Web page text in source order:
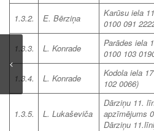
1.3.2. E. Bērziņa
Karūsu iela
0100 091
1.3.3. L. Konrade Parādes iela
0100 103
1.3.4. L. Konrade Kodola iela 17
102 0066)
1.3.5. L. Lukaševiča
Dārziņu 11.
apzīmējums
Dārziņu